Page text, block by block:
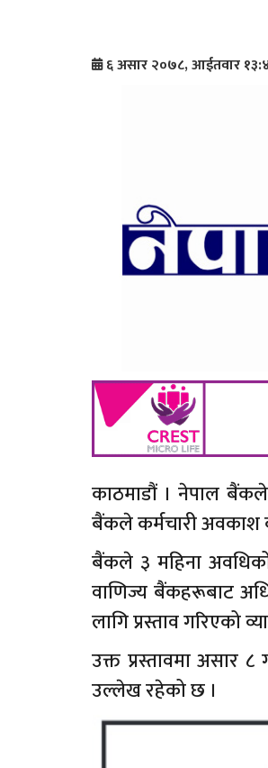
६ असार २०७८, आईतवार
काठमाडौं । नेपाल बैंकले
बैंकले कर्मचारी अवकाश
बैंकले ३ महिना
वाणिज्य बैंकहरूबाट
लागि प्रस्ताव गरिएको
उक्त प्रस्तावमा असार
उल्लेख रहेको छ ।